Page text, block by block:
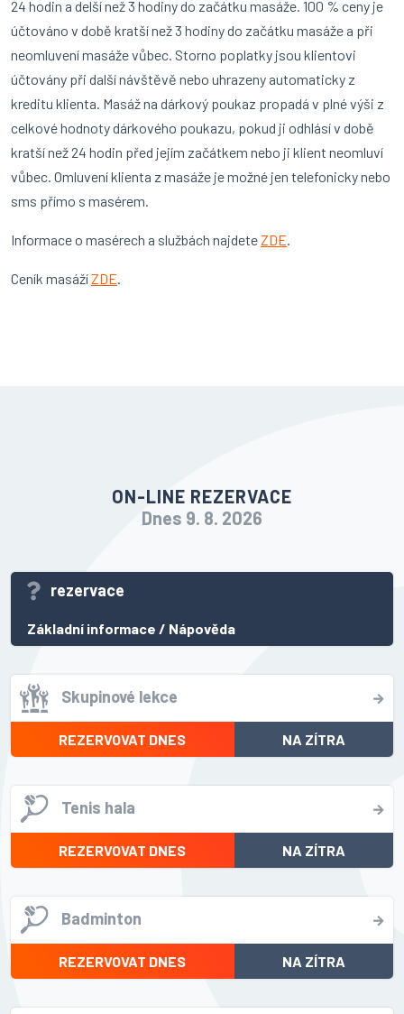
24 hodin a delší než 3 hodiny do začátku masáže. 100 % ceny je
účtováno v době kratší než 3 hodiny do začátku masáže a při
neomluvení masáže vůbec. Storno poplatky jsou klientovi
účtovány při další návštěvě nebo uhrazeny automaticky z
kreditu klienta. Masáž na dárkový poukaz propadá v plné výši z
celkové hodnoty dárkového poukazu, pokud ji odhlásí v době
kratší než 24 hodin před jejím začátkem nebo ji klient neomluví
vůbec. Omluvení klienta z masáže je možné jen telefonicky nebo
sms přímo s masérem.
Informace o masérech a službách najdeteZDE
Ceník masážíZDE
ON-LINE REZERVACE
Dnes 9. 8. 2026
rezervace
Základní informace / Nápověda
Skupinové lekce
REZERVOVAT DNES NA ZÍTRA
Tenis hala
REZERVOVAT DNES NA ZÍTRA
Badminton
REZERVOVAT DNES NA ZÍTRA